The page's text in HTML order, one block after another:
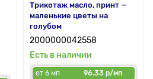
Трикотаж масло, принт —
маленькие цветы на
голубом
2000000042558
Есть в наличии
от 6 мп
96.33 р/мп